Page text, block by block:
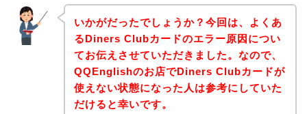
いかがだったでしょうか？今回は、よくあ
るDiners Clubカードのエラー原因につい
てお伝えさせていただきました。なので、
QQEnglishのお店でDiners Clubカードが
使えない状態になった人は参考にしていた
だけると幸いです。